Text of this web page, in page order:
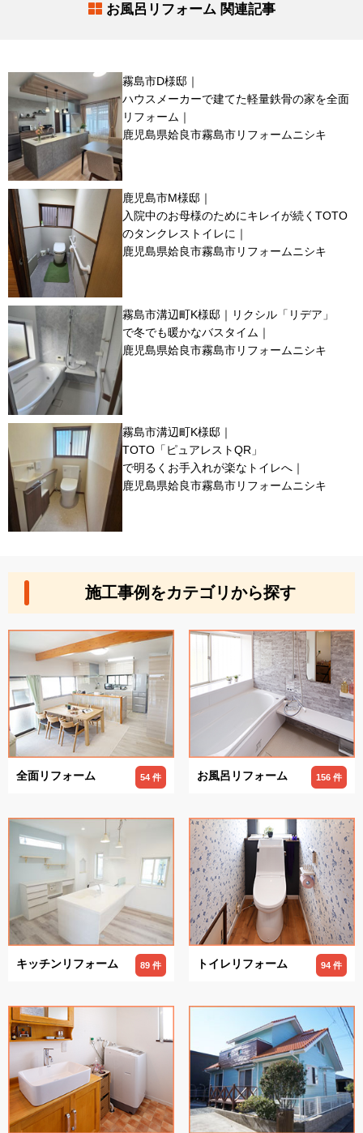
お風呂リフォーム 関連記事
霧島市D様邸｜
ハウスメーカーで建てた軽量鉄骨の家を全面
リフォーム｜
鹿児島県姶良市霧島市リフォームニシキ
鹿児島市M様邸｜
入院中のお母様のためにキレイが続くTOTO
のタンクレストイレに｜
鹿児島県姶良市霧島市リフォームニシキ
霧島市溝辺町K様邸｜リクシル「リデア」
で冬でも暖かなバスタイム｜
鹿児島県姶良市霧島市リフォームニシキ
霧島市溝辺町K様邸｜
TOTO「ピュアレストQR」
で明るくお手入れが楽なトイレへ｜
鹿児島県姶良市霧島市リフォームニシキ
施工事例をカテゴリから探す
全面リフォーム 54 件 お風呂リフォーム 156 件
キッチンリフォーム 89 件 トイレリフォーム 94 件